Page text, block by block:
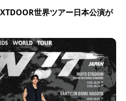
世界ツアー日本公演が